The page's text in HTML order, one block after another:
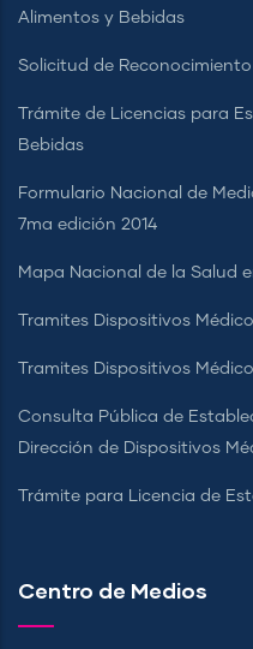
Alimentos y Bebidas
Solicitud de
Trámite de Licencias para
Bebidas
Formulario Nacional de
7ma edición 2014
Mapa Nacional de la Salud
Tramites Dispositivos
Tramites Dispositivos
Consulta Pública de
Dirección de Dispositivos
Trámite para Licencia de
Centro de Medios